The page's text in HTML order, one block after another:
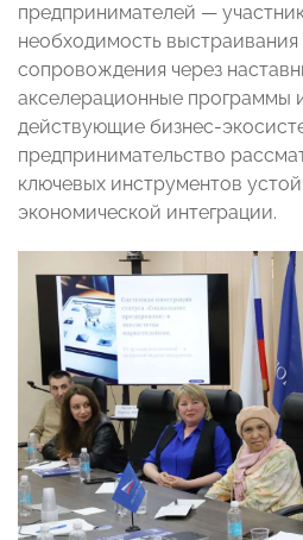
предпринимателей —
необходимость
сопровождения через
акселерационные программы
действующие бизнес-
предпринимательство
ключевых инструментов
экономической интеграции.